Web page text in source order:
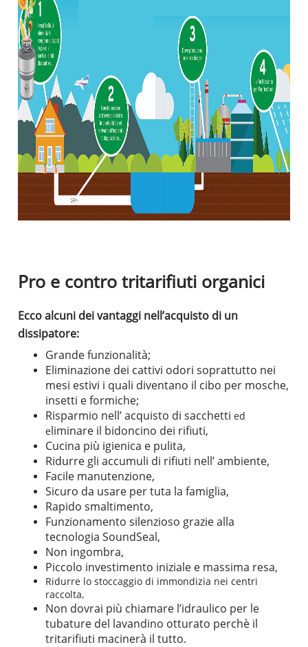
Pro e contro tritarifiuti organici
Ecco alcuni dei vantaggi nell’acquisto di un
dissipatore:
Grande funzionalità;
Eliminazione dei cattivi odori soprattutto nei
mesi estivi i quali diventano il cibo per mosche,
insetti e formiche;
Risparmio nell’ acquisto di sacchetti ed
eliminare il bidoncino dei rifiuti,
Cucina più igienica e pulita,
Ridurre gli accumuli di rifiuti nell’ ambiente,
Facile manutenzione,
Sicuro da usare per tuta la famiglia,
Rapido smaltimento,
Funzionamento silenzioso grazie alla
tecnologia SoundSeal,
Non ingombra,
Piccolo investimento iniziale e massima resa,
Ridurre lo stoccaggio di immondizia nei centri
raccolta,
Non dovrai più chiamare l’idraulico per le
tubature del lavandino otturato perchè il
tritarifiuti macinerà il tutto.